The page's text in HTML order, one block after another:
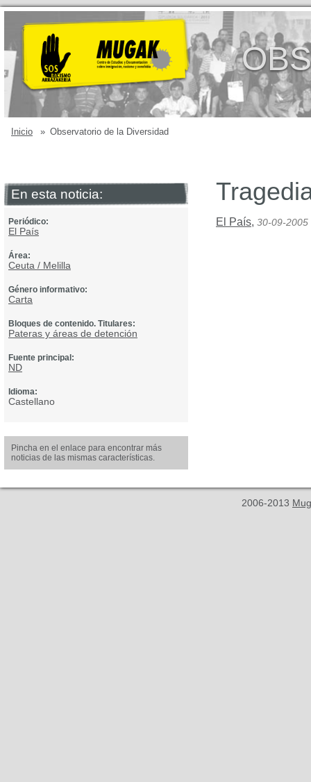
Inicio » Observatorio de la Diversidad
En esta noticia:
Periódico:
El País
Área:
Ceuta / Melilla
Género informativo:
Carta
Bloques de contenido. Titulares:
Pateras y áreas de detención
Fuente principal:
ND
Idioma:
Castellano
Pincha en el enlace para encontrar más
noticias de las mismas características.
El País, 30-09-2005
2006-2013